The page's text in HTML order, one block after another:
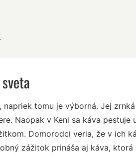
tomu je výborná. Jej
Naopak v Keni sa káva pestuje
Domorodci veria, že v ich
zážitok prináša aj káva, ktorá